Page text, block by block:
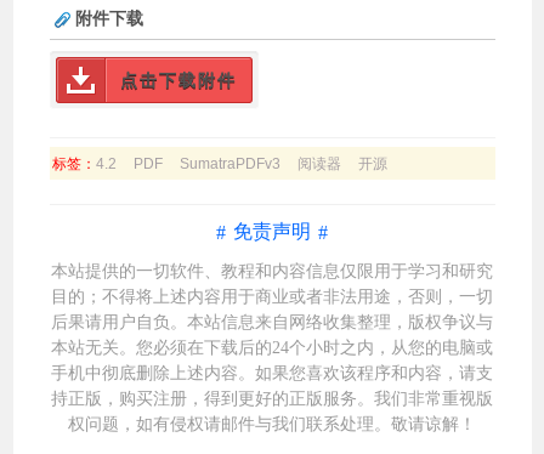
附件下载
点击下载附件
标签：4.2 PDF SumatraPDFv3 阅读器 开源
免责声明
本站提供的一切软件、教程和内容信息仅限用于学习和研究
目的；不得将上述内容用于商业或者非法用途，否则，一切
后果请用户自负。本站信息来自网络收集整理，版权争议与
本站无关。您必须在下载后的24个小时之内，从您的电脑或
手机中彻底删除上述内容。如果您喜欢该程序和内容，请支
持正版，购买注册，得到更好的正版服务。我们非常重视版
权问题，如有侵权请邮件与我们联系处理 。敬请谅解！